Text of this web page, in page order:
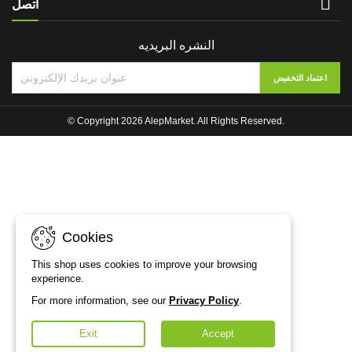
اتصل
Cookies
This shop uses cookies to improve your browsing
experience.
For more information, see our Privacy Policy.
Exit Accept
النشره البريديه
© Copyright 2026 AlepMarket. All Rights Reserved.